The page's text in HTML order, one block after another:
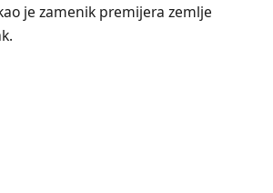
je zamenik premijera zemlje